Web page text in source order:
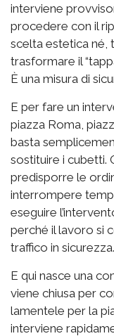
interviene
procedere con il
scelta estetica né,
trasformare il
È una misura di
E per fare un
piazza Roma,
basta
sostituire i cubetti.
predisporre le
interrompere
eseguire
perché il lavoro si
traffico in sicurezza.
E qui nasce una
viene chiusa per
lamentele per la
interviene